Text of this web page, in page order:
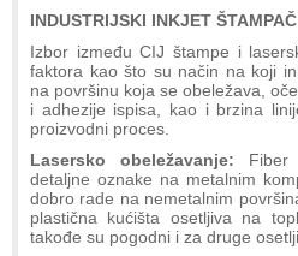
INDUSTRIJSKI INKJET
Izbor između CIJ štampe i
faktora kao što su način na koji
na površinu koja se obeležava,
i adhezije ispisa, kao i brzina
proizvodni proces.
Lasersko obeležavanje: Fiber
detaljne oznake na metalnim
dobro rade na nemetalnim
plastična kućišta osetljiva na
takođe su pogodni i za druge